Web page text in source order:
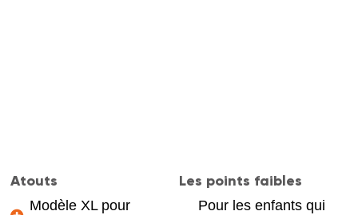
Atouts
Modèle XL pour
Les points faibles
Pour les enfants qui